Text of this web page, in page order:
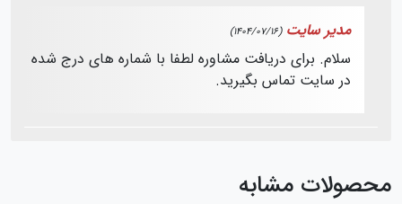
مدیر سایت (1404/07/16)
سلام. برای دریافت مشاوره لطفا با شماره های درج شده
در سایت تماس بگیرید.
محصولات مشابه